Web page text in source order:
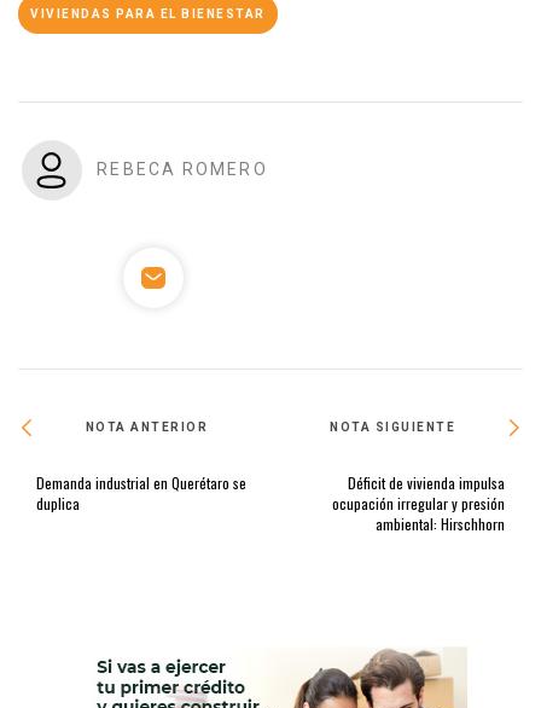
VIVIENDAS PARA EL BIENESTAR
REBECA ROMERO
NOTA ANTERIOR
Demanda industrial en Querétaro se
duplica
NOTA SIGUIENTE
Déficit de vivienda impulsa
ocupación irregular y presión
ambiental: Hirschhorn